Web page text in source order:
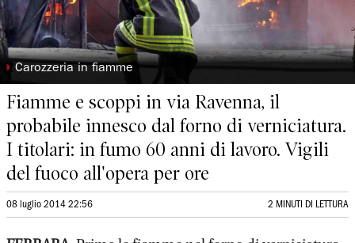
◗ Carozzeria in fiamme
Fiamme e scoppi in via Ravenna, il
probabile innesco dal forno di verniciatura.
I titolari: in fumo 60 anni di lavoro. Vigili
del fuoco all'opera per ore
08 luglio 2014 22:56 2 MINUTI DI LETTURA